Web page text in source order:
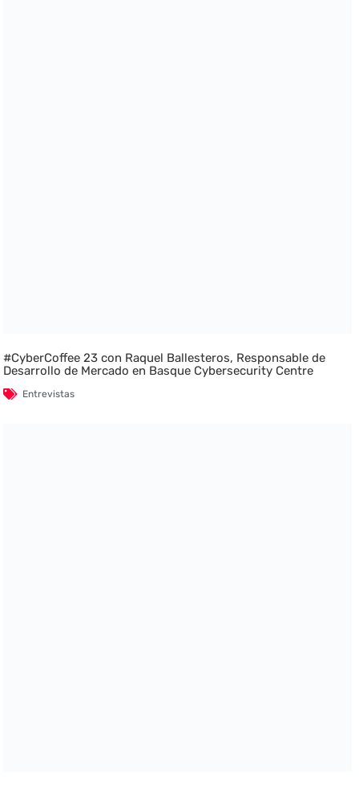
#CyberCoffee 23 con Raquel Ballesteros, Responsable de
Desarrollo de Mercado en Basque Cybersecurity Centre
Entrevistas